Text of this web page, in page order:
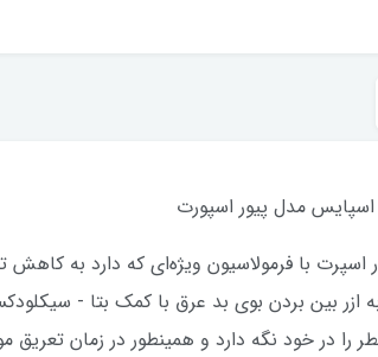
مدل پیور اسپورت
ازر بین بردن بوی بد عرق با کمک بتا -
را در خود نگه دارد و همینطور در زمان